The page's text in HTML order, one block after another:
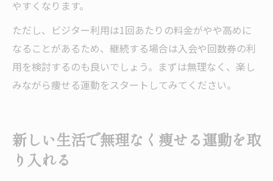
やすくなります。
ただし、ビジター利用は1回あたりの料金がやや高めに
なることがあるため、継続する場合は入会や回数券の利
用を検討するのも良いでしょう。まずは無理なく、楽し
みながら痩せる運動をスタートしてみてください。
新しい生活で無理なく痩せる運動を取
り入れる